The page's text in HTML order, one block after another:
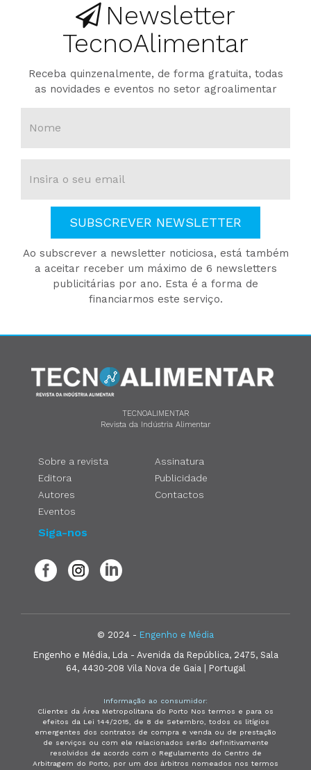
Newsletter
TecnoAlimentar
Receba quinzenalmente, de forma gratuita, todas
as novidades e eventos no setor agroalimentar
SUBSCREVER NEWSLETTER
Ao subscrever a newsletter noticiosa, está também
a aceitar receber um máximo de 6 newsletters
publicitárias por ano. Esta é a forma de
financiarmos este serviço.
TECNOALIMENTAR
Revista da Indústria Alimentar
Sobre a revista
Editora
Autores
Eventos
Assinatura
Publicidade
Contactos
Siga-nos
© 2024 - Engenho e Média
Engenho e Média, Lda - Avenida da República, 2475, Sala
64, 4430-208 Vila Nova de Gaia | Portugal
Informação ao consumidor:
Clientes da Área Metropolitana do Porto Nos termos e para os
efeitos da Lei 144/2015, de 8 de Setembro, todos os litígios
emergentes dos contratos de compra e venda ou de prestação
de serviços ou com ele relacionados serão definitivamente
resolvidos de acordo com o Regulamento do Centro de
Arbitragem do Porto, por um dos árbitros nomeados nos termos